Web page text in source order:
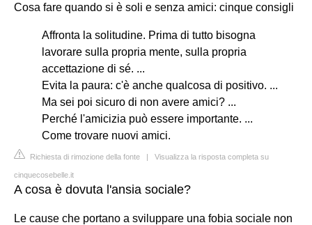
Cosa fare quando si è soli e senza amici: cinque consigli
Affronta la solitudine. Prima di tutto bisogna
lavorare sulla propria mente, sulla propria
accettazione di sé. ...
Evita la paura: c'è anche qualcosa di positivo. ...
Ma sei poi sicuro di non avere amici? ...
Perché l'amicizia può essere importante. ...
Come trovare nuovi amici.
Richiesta di rimozione della fonte | Visualizza la risposta completa su
cinquecosebelle.it
A cosa è dovuta l'ansia sociale?
Le cause che portano a sviluppare una fobia sociale non